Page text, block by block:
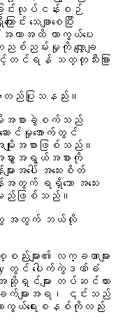
ြင်းလုပ်ငန်းစဉ်
သေချာစေပြီး
တာအထိ ကာကွယ်ပေး
မ်းမှုကို လျှော့ချ
ရန် သတ္တုသီးခြား
ည်ပြုသနည်း။
းအစားခွဲစက်သည်
ောင်မှုအောက်တွင်
မျိုးအစားဖြစ်သည်။
အရွယ်အစားကို
ျားအပေါ် အသေးစိတ်
အတွက် ရရှိသော အသေး
ည်ဖြစ်သည်။
ေ အတွက် ဘယ်လို
းများ၏ လက္ခဏာများ
တွင် ပေါက်ကွဲဒဏ်ခံ
အဆို့ရှင်များ တပ်ဆင်ထား
ျက်များအရ၊ ၎င်းသည်
ာကွယ်ရေးစနစ်ကိုလည်း